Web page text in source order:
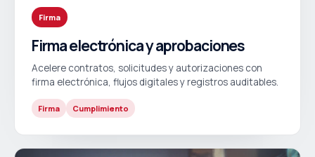
Firma
Firma electrónica y aprobaciones
Acelere contratos, solicitudes y autorizaciones con
firma electrónica, flujos digitales y registros auditables.
Firma Cumplimiento